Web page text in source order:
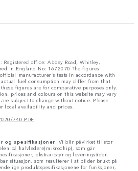
Registered office: Abbey Road, Whitley,
in England No: 1672070 The figures
manufacturer's tests in accordance with
fuel consumption may differ from that
figures are for comparative purposes only.
prices and colours on this website may vary
subject to change without notice. Please
local availability and prices.
740 PDF
og spesifikasjoner. Vi blir påvirket til stor
på halvledere(mikrochip), som går
ekstrautstyr og leveringstider.
situasjon, som resulterer i at bilder brukt på
produktspesifikasjonene for funksjoner,